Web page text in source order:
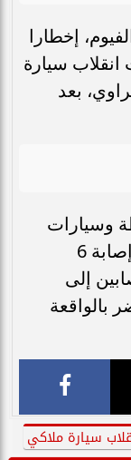
إخطارا
سيارة
بعد
وسيارات
الإسعاف إلى مكان الحادث، وتبين إصابة 6
إلى
بالواقعة
سيارة ملاكي